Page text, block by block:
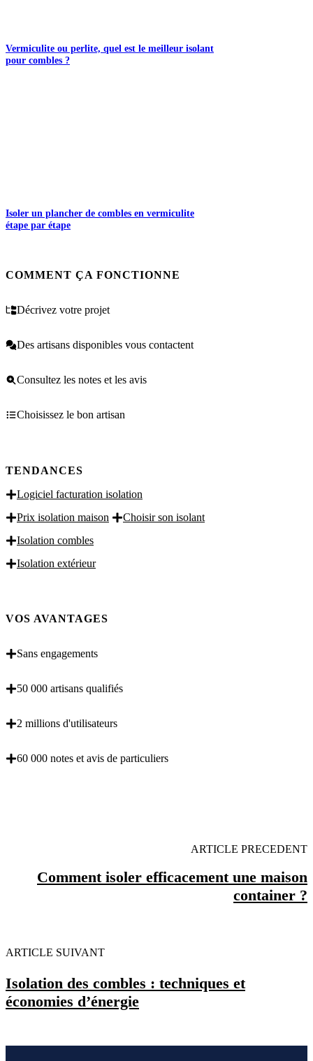
Vermiculite ou perlite, quel est le meilleur isolant
pour combles ?
Isoler un plancher de combles en vermiculite
étape par étape
COMMENT ÇA FONCTIONNE
Décrivez votre projet
Des artisans disponibles vous contactent
Consultez les notes et les avis
Choisissez le bon artisan
TENDANCES
Logiciel facturation isolation
Prix isolation maison
Choisir son isolant
Isolation combles
Isolation extérieur
VOS AVANTAGES
Sans engagements
50 000 artisans qualifiés
2 millions d'utilisateurs
60 000 notes et avis de particuliers
ARTICLE PRECEDENT
Comment isoler efficacement une maison
container ?
ARTICLE SUIVANT
Isolation des combles : techniques et
économies d’énergie